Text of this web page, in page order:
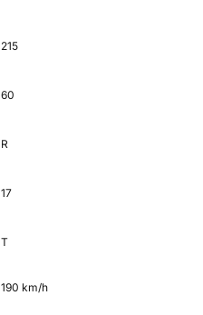
215
60
R
17
T
190 km/h